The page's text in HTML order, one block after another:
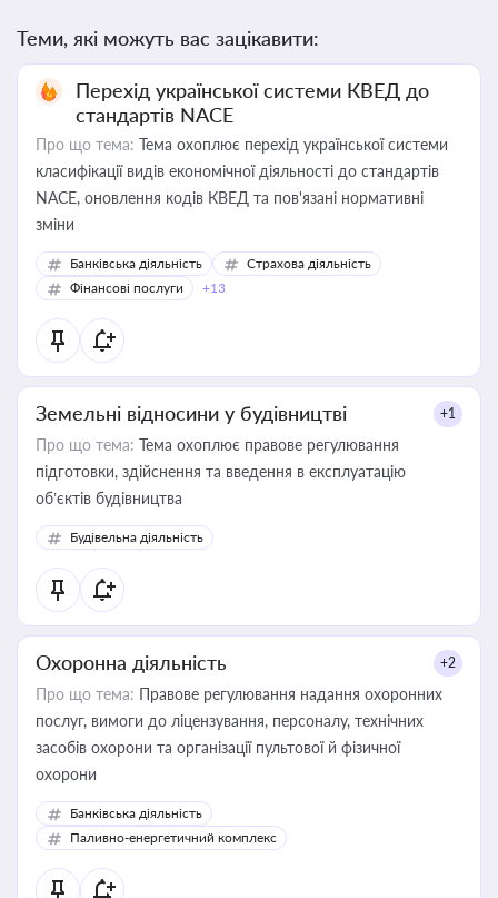
Теми, які можуть вас зацікавити:
Перехід української системи КВЕД до
стандартів NACE
Про що тема: Тема охоплює перехід української системи
класифікації видів економічної діяльності до стандартів
NACE, оновлення кодів КВЕД та пов'язані нормативні
зміни
Банківська діяльність
Страхова діяльність
Фінансові послуги
+13
Земельні відносини у будівництві +1
Про що тема: Тема охоплює правове регулювання
підготовки, здійснення та введення в експлуатацію
об’єктів будівництва
Будівельна діяльність
Охоронна діяльність +2
Про що тема: Правове регулювання надання охоронних
послуг, вимоги до ліцензування, персоналу, технічних
засобів охорони та організації пультової й фізичної
охорони
Банківська діяльність
Паливно-енергетичний комплекс